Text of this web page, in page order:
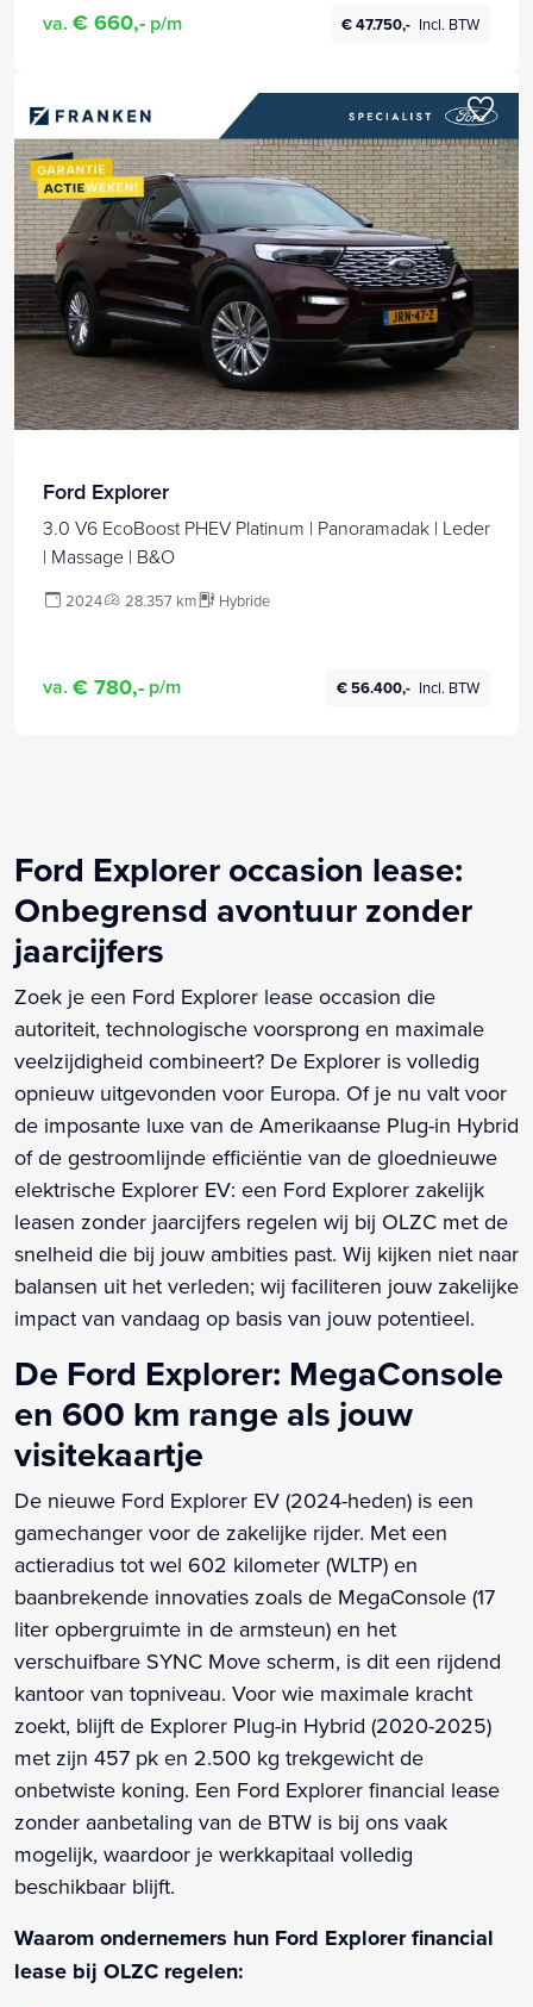
va. € 660,- p/m € 47.750,- Incl. BTW
Ford Explorer
3.0 V6 EcoBoost PHEV Platinum | Panoramadak | Leder
| Massage | B&O
2024 28.357 km Hybride
va. € 780,- p/m € 56.400,- Incl. BTW
Ford Explorer occasion lease:
Onbegrensd avontuur zonder
jaarcijfers
Zoek je een Ford Explorer lease occasion die
autoriteit, technologische voorsprong en maximale
veelzijdigheid combineert? De Explorer is volledig
opnieuw uitgevonden voor Europa. Of je nu valt voor
de imposante luxe van de Amerikaanse Plug-in Hybrid
of de gestroomlijnde efficiëntie van de gloednieuwe
elektrische Explorer EV: een Ford Explorer zakelijk
leasen zonder jaarcijfers regelen wij bij OLZC met de
snelheid die bij jouw ambities past. Wij kijken niet naar
balansen uit het verleden; wij faciliteren jouw zakelijke
impact van vandaag op basis van jouw potentieel.
De Ford Explorer: MegaConsole
en 600 km range als jouw
visitekaartje
De nieuwe Ford Explorer EV (2024-heden) is een
gamechanger voor de zakelijke rijder. Met een
actieradius tot wel 602 kilometer (WLTP) en
baanbrekende innovaties zoals de MegaConsole (17
liter opbergruimte in de armsteun) en het
verschuifbare SYNC Move scherm, is dit een rijdend
kantoor van topniveau. Voor wie maximale kracht
zoekt, blijft de Explorer Plug-in Hybrid (2020-2025)
met zijn 457 pk en 2.500 kg trekgewicht de
onbetwiste koning. Een Ford Explorer financial lease
zonder aanbetaling van de BTW is bij ons vaak
mogelijk, waardoor je werkkapitaal volledig
beschikbaar blijft.
Waarom ondernemers hun Ford Explorer financial
lease bij OLZC regelen: